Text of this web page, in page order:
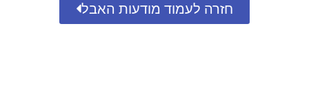
חזרה לעמוד מודעות האבל